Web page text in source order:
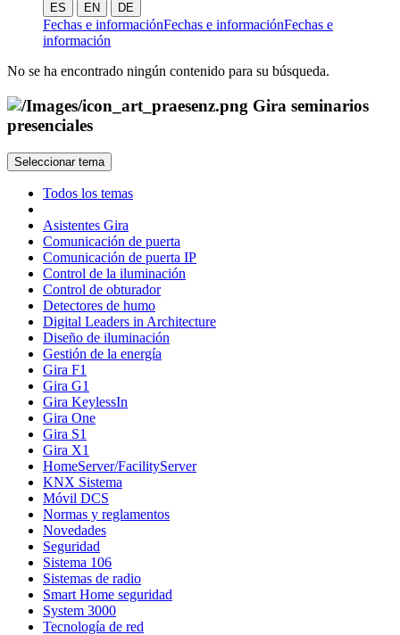
ES EN DE
Fechas e informaciónFechas e informaciónFechas e
información
No se ha encontrado ningún contenido para su búsqueda.
Gira seminarios
presenciales
Seleccionar tema
Todos los temas
Asistentes Gira
Comunicación de puerta
Comunicación de puerta IP
Control de la iluminación
Control de obturador
Detectores de humo
Digital Leaders in Architecture
Diseño de iluminación
Gestión de la energía
Gira F1
Gira G1
Gira KeylessIn
Gira One
Gira S1
Gira X1
HomeServer/FacilityServer
KNX Sistema
Móvil DCS
Normas y reglamentos
Novedades
Seguridad
Sistema 106
Sistemas de radio
Smart Home seguridad
System 3000
Tecnología de red